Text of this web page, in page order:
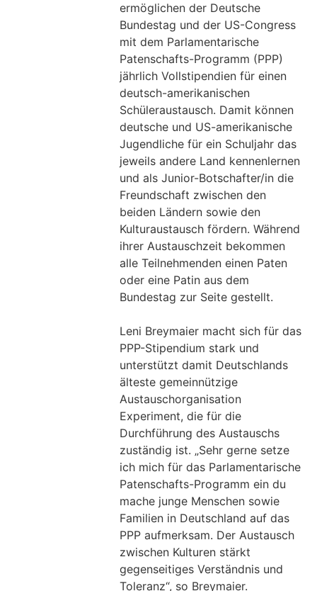
ermöglichen der Deutsche
Bundestag und der US-Congress
mit dem Parlamentarische
Patenschafts-Programm (PPP)
jährlich Vollstipendien für einen
deutsch-amerikanischen
Schüleraustausch. Damit können
deutsche und US-amerikanische
Jugendliche für ein Schuljahr das
jeweils andere Land kennenlernen
und als Junior-Botschafter/in die
Freundschaft zwischen den
beiden Ländern sowie den
Kulturaustausch fördern. Während
ihrer Austauschzeit bekommen
alle Teilnehmenden einen Paten
oder eine Patin aus dem
Bundestag zur Seite gestellt.
Leni Breymaier macht sich für das
PPP-Stipendium stark und
unterstützt damit Deutschlands
älteste gemeinnützige
Austauschorganisation
Experiment, die für die
Durchführung des Austauschs
zuständig ist. „Sehr gerne setze
ich mich für das Parlamentarische
Patenschafts-Programm ein du
mache junge Menschen sowie
Familien in Deutschland auf das
PPP aufmerksam. Der Austausch
zwischen Kulturen stärkt
gegenseitiges Verständnis und
Toleranz“, so Breymaier.